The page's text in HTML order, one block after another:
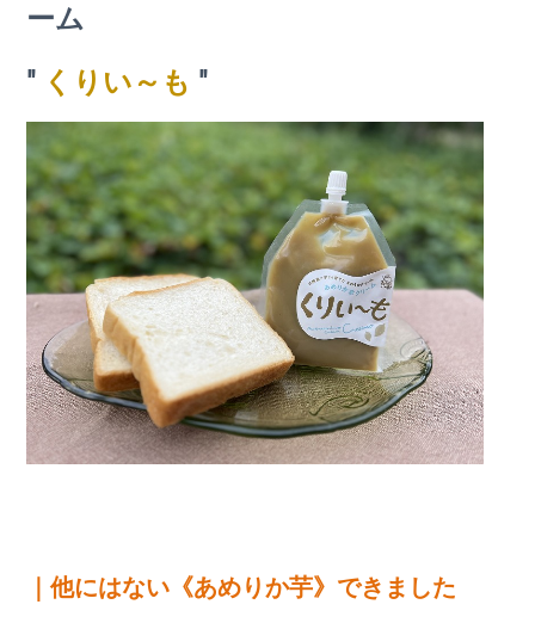
ーム
" くりい～も "
｜他にはない《あめりか芋》できました